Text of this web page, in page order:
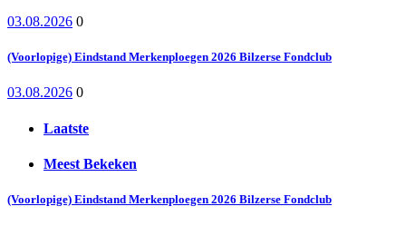
03.08.2026 0
(Voorlopige) Eindstand Merkenploegen 2026 Bilzerse Fondclub
03.08.2026 0
Laatste
Meest Bekeken
(Voorlopige) Eindstand Merkenploegen 2026 Bilzerse Fondclub